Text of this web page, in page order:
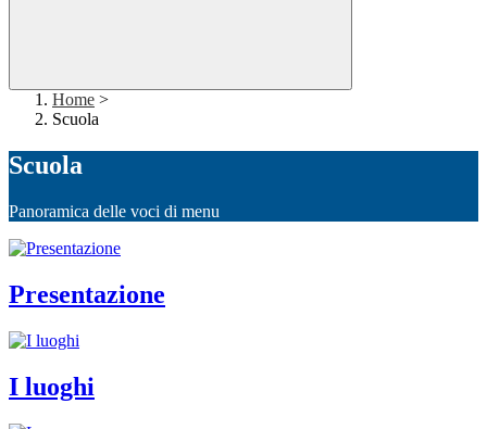
Home >
Scuola
Scuola
Panoramica delle voci di menu
Presentazione
I luoghi